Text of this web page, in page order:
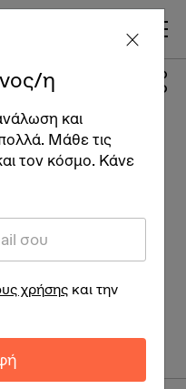
η
και
πολλά. Μάθε τις
τον κόσμο. Κάνε
χρήσηςκαι την